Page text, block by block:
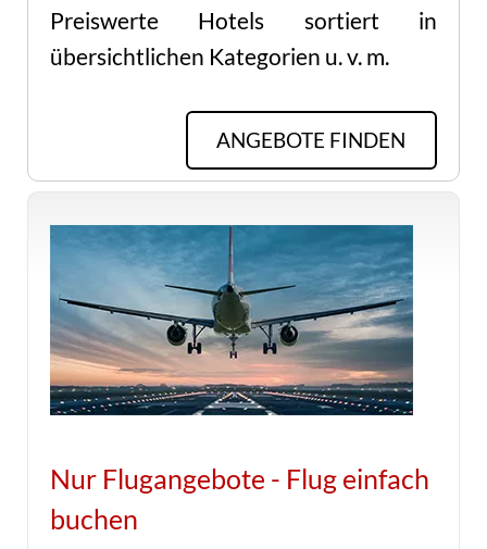
Preiswerte Hotels sortiert in
übersichtlichen Kategorien u. v. m.
ANGEBOTE FINDEN
Nur Flugangebote - Flug einfach
buchen